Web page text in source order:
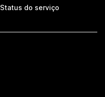
Status do serviço